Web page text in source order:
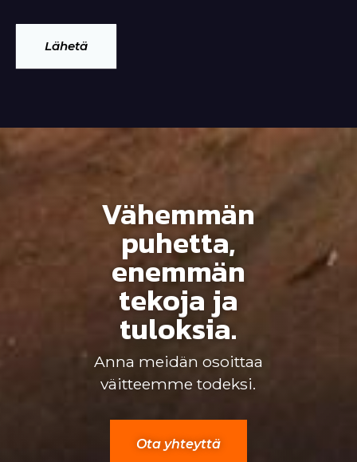
Lähetä
Vähemmän
puhetta,
enemmän
tekoja ja
tuloksia.
Anna meidän osoittaa
väitteemme todeksi.
Ota yhteyttä